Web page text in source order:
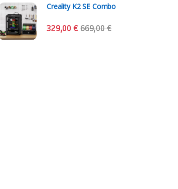
Creality K2 SE Combo
329,00€ 669,00€